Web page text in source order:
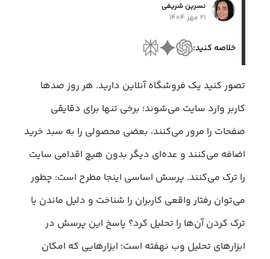
نسرین شریفی
۲۱ مهر ۱۴۰۴
خلاصه کنید:
تصور کنید یک فروشگاه آنلاین دارید. هر روز صدها
کاربر وارد سایت می‌شوند؛ برخی تنها برای دقایقی
صفحات را مرور می‌کنند، بعضی محصولی را به سبد خرید
اضافه می‌کنند و عده‌ای دیگر بدون هیچ اقدامی سایت
را ترک می‌کنند. پرسش اساسی اینجا مطرح است: چطور
می‌توان رفتار واقعی کاربران را شناخت و دلیل ماندن یا
ترک کردن آن‌ها را تحلیل کرد؟ پاسخ این پرسش در
ابزارهای تحلیل وب نهفته است؛ ابزارهایی که امکان